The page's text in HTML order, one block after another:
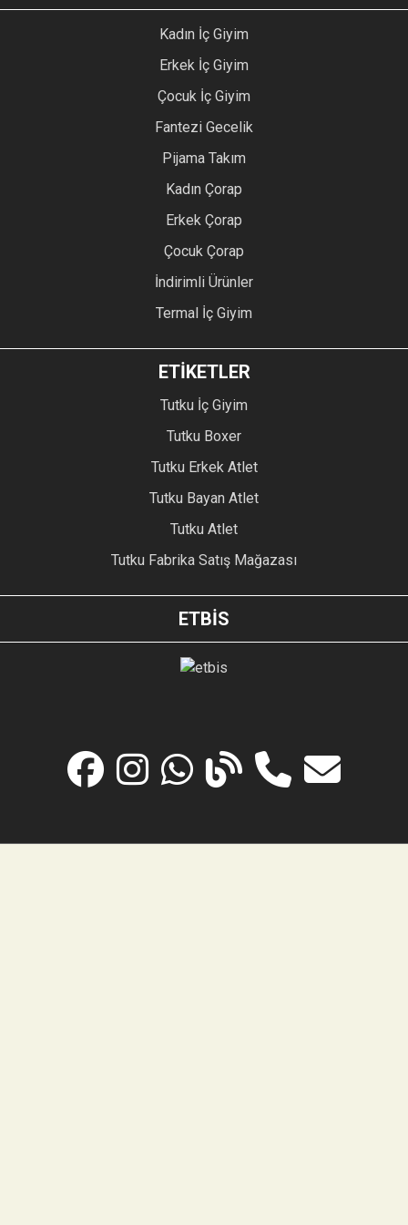
Kadın İç Giyim
Erkek İç Giyim
Çocuk İç Giyim
Fantezi Gecelik
Pijama Takım
Kadın Çorap
Erkek Çorap
Çocuk Çorap
İndirimli Ürünler
Termal İç Giyim
ETİKETLER
Tutku İç Giyim
Tutku Boxer
Tutku Erkek Atlet
Tutku Bayan Atlet
Tutku Atlet
Tutku Fabrika Satış Mağazası
ETBİS